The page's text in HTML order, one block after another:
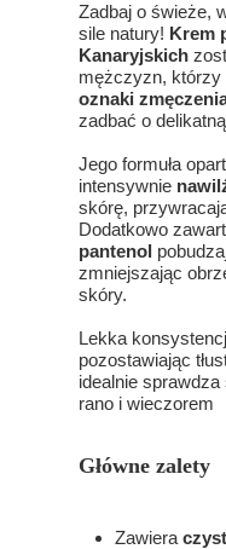
Zadbaj o świeże,
sile natury! Krem
Kanaryjskich
mężczyzn,
oznaki
zadbać o
Jego formuła
intensywnie
skórę,
Dodatkowo
pantenol
zmniejszając
skóry.
Lekka
pozostawiając
idealnie
rano i wieczorem
Główne zalety
Zawiera